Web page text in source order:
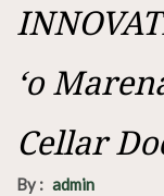
‘o
Cellar
By : admin